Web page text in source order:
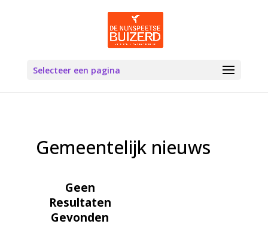
Selecteer een pagina
Gemeentelijk nieuws
Geen
Resultaten
Gevonden